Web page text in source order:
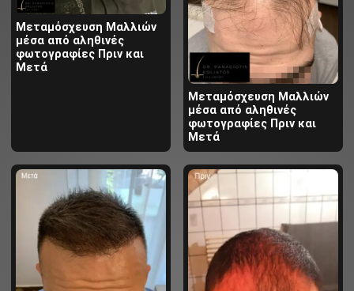
Μεταμόσχευση Μαλλιών
μέσα από αληθινές
φωτογραφίες Πριν και
Μετά
Μεταμόσχευση Μαλλιών
μέσα από αληθινές
φωτογραφίες Πριν και
Μετά